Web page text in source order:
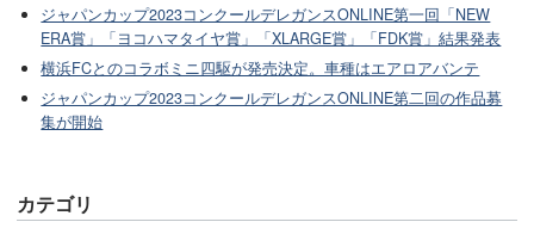
ジャパンカップ2023コンクールデレガンスONLINE第一回「NEW
ERA賞」「ヨコハマタイヤ賞」「XLARGE賞」「FDK賞」結果発表
横浜FCとのコラボミニ四駆が発売決定。車種はエアロアバンテ
ジャパンカップ2023コンクールデレガンスONLINE第二回の作品募
集が開始
カテゴリ